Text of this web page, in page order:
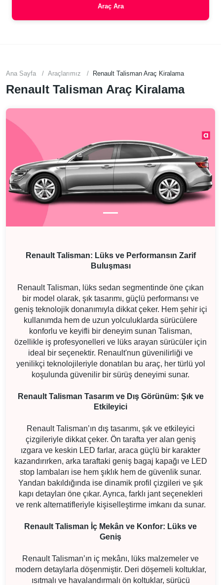
Araç Ara
Ana Sayfa Araçlarımız Renault Talisman Araç Kiralama
Renault Talisman Araç Kiralama
Renault Talisman: Lüks ve Performansın Zarif
Buluşması
Renault Talisman, lüks sedan segmentinde öne çıkan
bir model olarak, şık tasarımı, güçlü performansı ve
geniş teknolojik donanımıyla dikkat çeker. Hem şehir içi
kullanımda hem de uzun yolculuklarda sürücülere
konforlu ve keyifli bir deneyim sunan Talisman,
özellikle iş profesyonelleri ve lüks arayan sürücüler için
ideal bir seçenektir. Renault'nun güvenilirliği ve
yenilikçi teknolojileriyle donatılan bu araç, her türlü yol
koşulunda güvenilir bir sürüş deneyimi sunar.
Renault Talisman Tasarım ve Dış Görünüm: Şık ve
Etkileyici
Renault Talisman’ın dış tasarımı, şık ve etkileyici
çizgileriyle dikkat çeker. Ön tarafta yer alan geniş
ızgara ve keskin LED farlar, araca güçlü bir karakter
kazandırırken, arka taraftaki geniş bagaj kapağı ve LED
stop lambaları ise hem şıklık hem de güvenlik sunar.
Yandan bakıldığında ise dinamik profil çizgileri ve şık
kapı detayları öne çıkar. Ayrıca, farklı jant seçenekleri
ve renk alternatifleriyle kişiselleştirme imkanı da sunar.
Renault Talisman İç Mekân ve Konfor: Lüks ve
Geniş
Renault Talisman’ın iç mekânı, lüks malzemeler ve
modern detaylarla döşenmiştir. Deri döşemeli koltuklar,
ısıtmalı ve havalandırmalı ön koltuklar, sürücü